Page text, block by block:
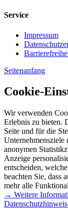
Service
Impressum
Seitenanfang
Cookie-
Wir verwenden
Erlebnis zu bieten.
Seite und für die
anonymen
Anzeige
entscheiden,
beachten Sie, dass
mehr alle
→ Weitere